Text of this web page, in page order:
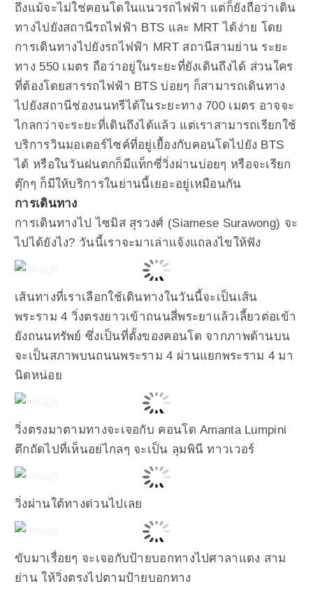
ถึงแม้จะไม่ใช่คอนโดในแนวรถไฟฟ้า แต่ก็ยังถือว่าเดิน
ทางไปยังสถานีรถไฟฟ้า BTS และ MRT ได้ง่าย โดย
การเดินทางไปยังรถไฟฟ้า MRT สถานีสามย่าน ระยะ
ทาง 550 เมตร ถือว่าอยู่ในระยะที่ยังเดินถึงได้ ส่วนใคร
ที่ต้องโดยสารรถไฟฟ้า BTS บ่อยๆ ก็สามารถเดินทาง
ไปยังสถานีช่องนนทรีได้ในระยะทาง 700 เมตร อาจจะ
ไกลกว่าจะระยะที่เดินถึงได้แล้ว แต่เราสามารถเรียกใช้
บริการวินมอเตอร์ไซค์ที่อยู่เยื้องกับคอนโดไปยัง BTS
ได้ หรือในวันฝนตกก็มีแท็กซี่วิ่งผ่านบ่อยๆ หรือจะเรียก
ตุ๊กๆ ก็มีให้บริการในย่านนี้เยอะอยู่เหมือนกัน
การเดินทาง
การเดินทางไป ไซมิส สุรวงศ์ (Siamese Surawong) จะ
ไปได้ยังไง? วันนี้เราจะมาเล่าแจ้งแถลงไขให้ฟัง
เส้นทางที่เราเลือกใช้เดินทางในวันนี้จะเป็นเส้น
พระราม 4 วิ่งตรงยาวเข้าถนนสี่พระยาแล้วเลี้ยวต่อเข้า
ยังถนนทรัพย์ ซึ่งเป็นที่ตั้งของคอนโด จากภาพด้านบน
จะเป็นสภาพบนถนนพระราม 4 ผ่านแยกพระราม 4 มา
นิดหน่อย
วิ่งตรงมาตามทางจะเจอกับ คอนโด Amanta Lumpini
ตึกถัดไปที่เห็นอย่ไกลๆ จะเป็น ลุมพินี ทาวเวอร์
วิ่งผ่านใต้ทางด่วนไปเลย
ขับมาเรื่อยๆ จะเจอกับป้ายบอกทางไปศาลาแดง สาม
ย่าน ให้วิ่งตรงไปตามป้ายบอกทาง